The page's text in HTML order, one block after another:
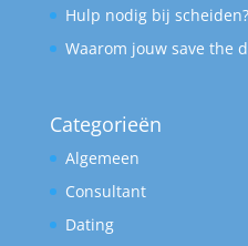
Hulp nodig bij
Waarom jouw save the
Categorieën
Algemeen
Consultant
Dating